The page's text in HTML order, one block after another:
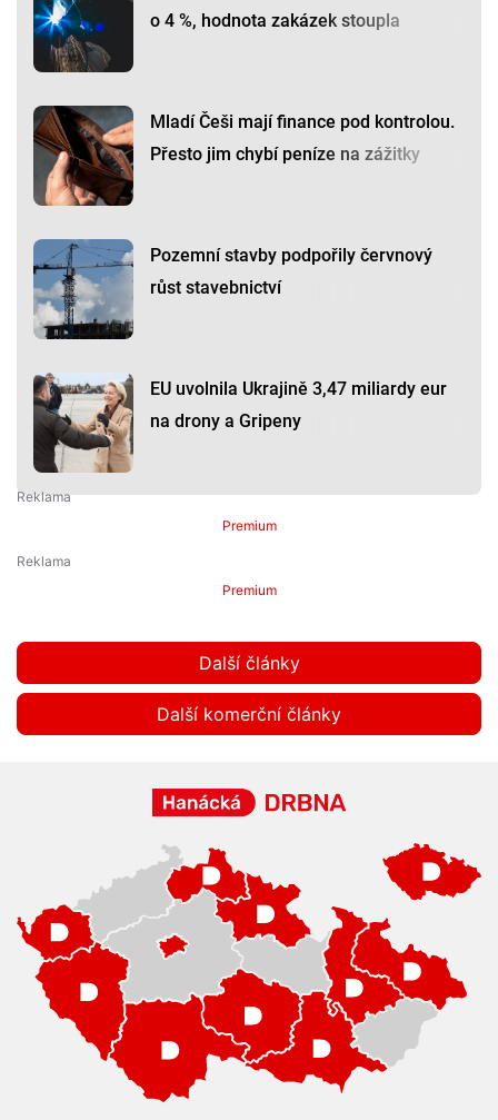
o 4 %, hodnota zakázek stoupla
Mladí Češi mají finance pod kontrolou.
Přesto jim chybí peníze na zážitky
Pozemní stavby podpořily červnový
růst stavebnictví
EU uvolnila Ukrajině 3,47 miliardy eur
na drony a Gripeny
Premium
Premium
Další články
Další komerční články